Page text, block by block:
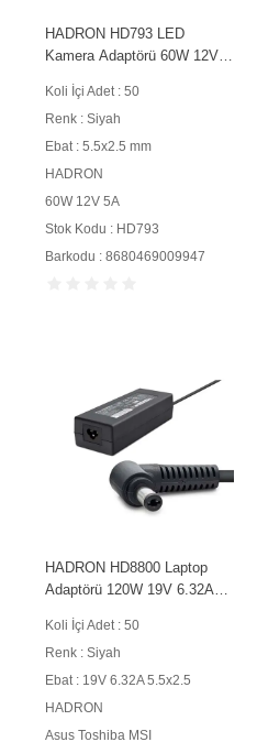
HADRON HD793 LED
Kamera Adaptörü 60W 12V
Koli İçi Adet : 50
Renk : Siyah
Ebat : 5.5x2.5 mm
HADRON
60W 12V 5A
Stok Kodu : HD793
Barkodu : 8680469009947
HADRON HD8800 Laptop
Adaptörü 120W 19V 6.32A
Koli İçi Adet : 50
Renk : Siyah
Ebat : 19V 6.32A 5.5x2.5
HADRON
Asus Toshiba MSI